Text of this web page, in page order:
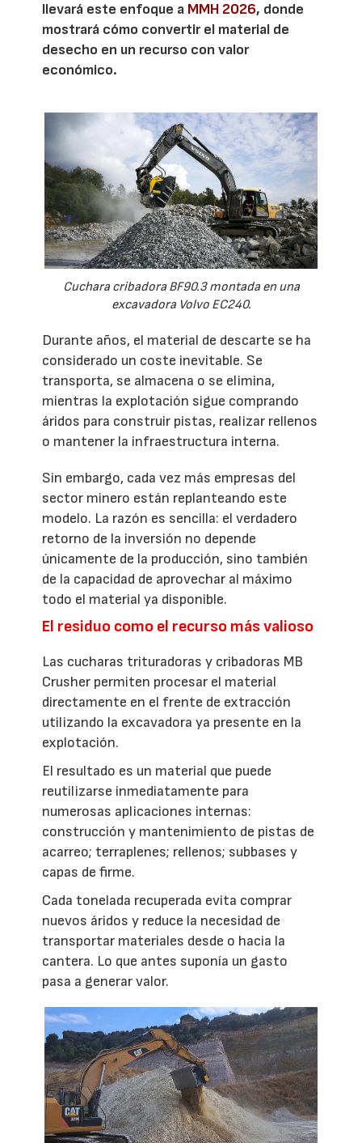
llevará este enfoque a MMH 2026, donde
mostrará cómo convertir el material de
desecho en un recurso con valor
económico.
Cuchara cribadora BF90.3 montada en una
excavadora Volvo EC240.
Durante años, el material de descarte se ha
considerado un coste inevitable. Se
transporta, se almacena o se elimina,
mientras la explotación sigue comprando
áridos para construir pistas, realizar rellenos
o mantener la infraestructura interna.
Sin embargo, cada vez más empresas del
sector minero están replanteando este
modelo. La razón es sencilla: el verdadero
retorno de la inversión no depende
únicamente de la producción, sino también
de la capacidad de aprovechar al máximo
todo el material ya disponible.
El residuo como el recurso más valioso
Las cucharas trituradoras y cribadoras MB
Crusher permiten procesar el material
directamente en el frente de extracción
utilizando la excavadora ya presente en la
explotación.
El resultado es un material que puede
reutilizarse inmediatamente para
numerosas aplicaciones internas:
construcción y mantenimiento de pistas de
acarreo; terraplenes; rellenos; subbases y
capas de firme.
Cada tonelada recuperada evita comprar
nuevos áridos y reduce la necesidad de
transportar materiales desde o hacia la
cantera. Lo que antes suponía un gasto
pasa a generar valor.